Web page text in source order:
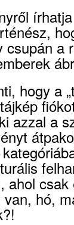
csupán a
hogy a
azzal a
ahol csak
hó,